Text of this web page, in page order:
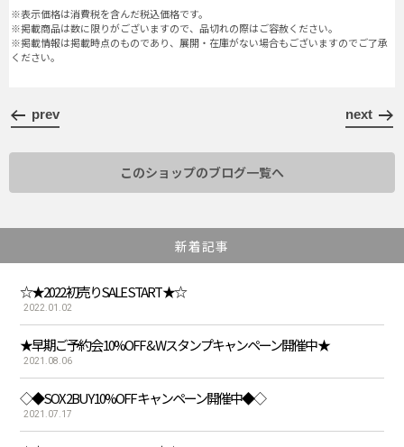
※表示価格は消費税を含んだ税込価格です。
※掲載商品は数に限りがございますので、品切れの際はご容赦ください。
※掲載情報は掲載時点のものであり、展開・在庫がない場合もございますのでご了承
ください。
prev next
このショップのブログ一覧へ
新着記事
☆★2022.初売りSALE START ★☆
2022.01.02
★早期ご予約会 10%OFF & Wスタンプキャンペーン開催中 ★
2021.08.06
◇◆SOX 2BUY 10%OFF キャンペーン開催中◆◇
2021.07.17